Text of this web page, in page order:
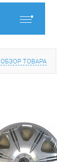
ОБЗОР ТОВАРА